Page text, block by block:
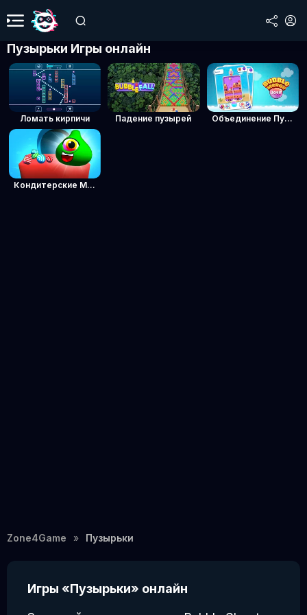
Пузырьки Игры онлайн
Ломать кирпичи Падение пузырей Объединение Пузырей 2048
Кондитерские Монстры: Головоломка
Zone4Game Пузырьки
Игры «Пузырьки» онлайн